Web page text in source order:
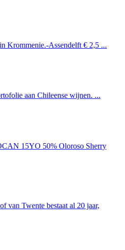
Krommenie.-Assendelft € 2,5 ...
aan Chileense wijnen. ...
15YO 50% Oloroso Sherry
van Twente bestaat al 20 jaar,